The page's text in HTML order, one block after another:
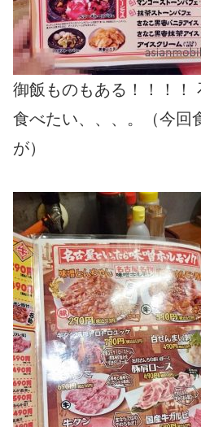
御飯ものもある！！！！
食べたい、、、。（今回
が）